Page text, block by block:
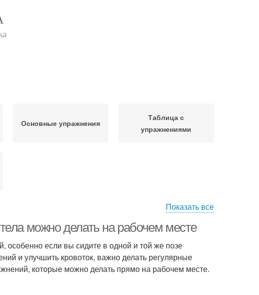
Основные упражнения
Таблица с
упражнениями
Показать все
можно делать на рабочем месте
особенно если вы сидите в одной и той же позе
и улучшить кровоток, важно делать регулярные
которые можно делать прямо на рабочем месте.